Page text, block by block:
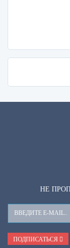
НЕ
Ваш
E-
Mail
ПОДПИСАТЬСЯ